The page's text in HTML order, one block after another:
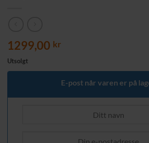
1299,00 kr
Utsolgt
E-post når varen er på